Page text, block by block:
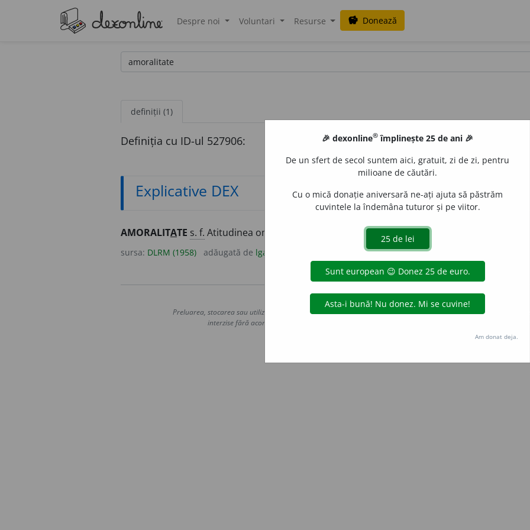
Despre noi Voluntari Resurse savings Donează
definiții (1)
Definiția cu ID-ul 527906:
Explicative DEX
AMORALITATE s. f. Atitudinea omului amoral. – După fr.amoralité.
sursa: DLRM (1958) adăugată de lgall
Copyright © 2004-2026 dexonline (https://dexonline.ro)
Preluarea, stocarea sau utilizarea datelor de pe acest site, inclusiv prin orice metode de extragere automată
interzise fără acordul nostru prealabil scris, cu excepția seturilor de date oferite oficial spre utilizare
Hosterion
🎉 dexonline® împlinește 25 de ani 🎉
De un sfert de secol suntem aici, gratuit, zi de zi, pentru
milioane de căutări.
Cu o mică donație aniversară ne-ați ajuta să păstrăm
cuvintele la îndemâna tuturor și pe viitor.
Am donat deja.